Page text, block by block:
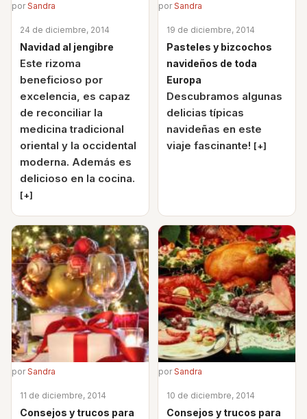
porSandra
24 de diciembre, 2014
Navidad al jengibre
Este rizoma
beneficioso por
excelencia, es capaz
de reconciliar la
medicina tradicional
oriental y la occidental
moderna. Además es
delicioso en la cocina.
[+]
porSandra
19 de diciembre, 2014
Pasteles y bizcochos
navideños de toda
Europa
Descubramos algunas
delicias típicas
navideñas en este
viaje fascinante! [+]
porSandra
11 de diciembre, 2014
Consejos y trucos para
porSandra
10 de diciembre, 2014
Consejos y trucos para